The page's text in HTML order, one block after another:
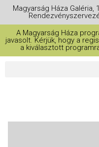
Magyarság Háza
A Magyarság Háza
javasolt. Kérjük, hogy a
a kiválasztott